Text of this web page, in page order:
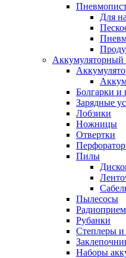
Для
Аккумуляторный
Болгарки
Зарядные
Лобзики
Ножницы
Отвертки
Пилы
Пылесосы
Рубанки
Степлеры и
Наборы